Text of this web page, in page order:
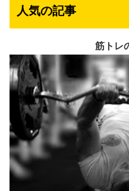
人気の記事
筋トレ